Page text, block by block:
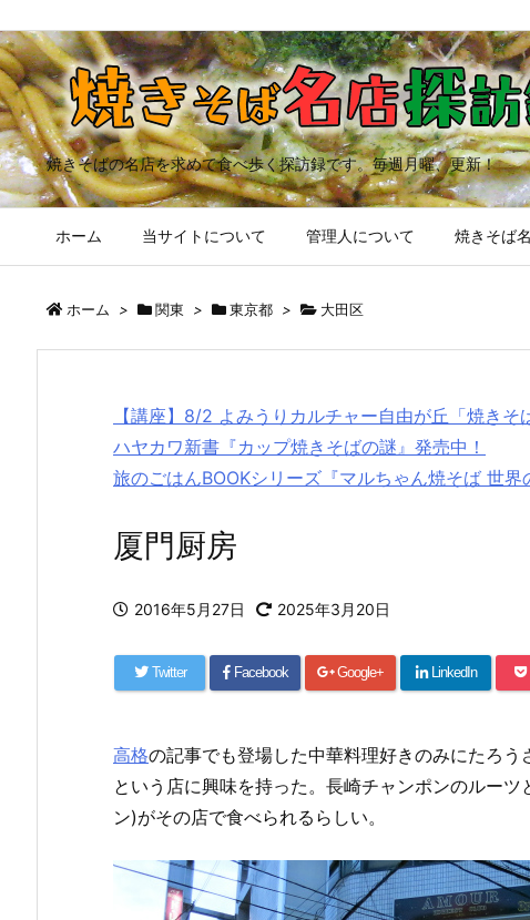
焼きそばの名店を求めて食べ歩く探訪録です。毎週月曜、更新！
ホーム 当サイトについて 管理人について 焼きそば
ホーム > 関東 > 東京都 > 大田区
【講座】8/2 よみうりカルチャー自由が丘「焼きそ
ハヤカワ新書『カップ焼きそばの謎』発売中！
旅のごはんBOOKシリーズ『マルちゃん焼そば 世界
厦門厨房
2016年5月27日 2025年3月20日
Twitter Facebook Google+ LinkedIn
高格の記事でも登場した中華料理好きのみにたろう
という店に興味を持った。長崎チャンポンのルー
ン)がその店で食べられるらしい。